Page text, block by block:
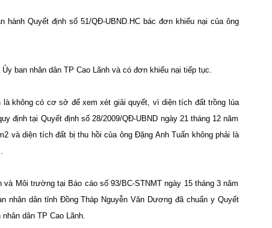
hành Quyết định số 51/QĐ-UBND.HC bác đơn khiếu nại của ông
ban nhân dân TP Cao Lãnh và có đơn khiếu nại tiếp tục.
không có cơ sở để xem xét giải quyết, vì diện tích đất trồng lúa
định tại Quyết định số 28/2009/QĐ-UBND ngày 21 tháng 12 năm
và diện tích đất bị thu hồi của ông Đặng Anh Tuấn không phải là
Môi trường tại Báo cáo số 93/BC-STNMT ngày 15 tháng 3 năm
nhân dân tỉnh Đồng Tháp Nguyễn Văn Dương đã chuẩn y Quyết
dân TP Cao Lãnh.